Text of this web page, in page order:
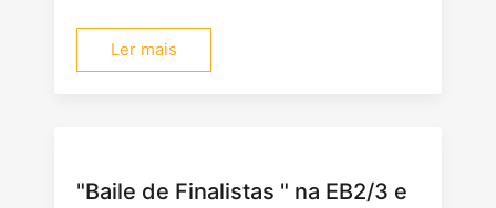
Ler mais
"Baile de Finalistas " na EB2/3 e